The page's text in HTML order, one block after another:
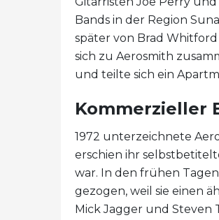
Bands in der Region
später von Brad
sich zu Aerosmith
und teilte sich ein
Kommerzieller
1972 unterzeichnete
erschien ihr
war. In den frühen
gezogen, weil sie einen
Mick Jagger und